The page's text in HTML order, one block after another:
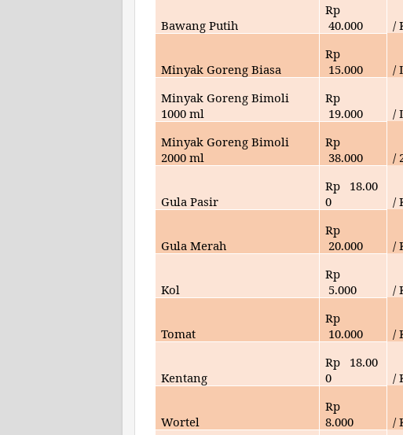
Bawang Putih
Rp
40.000 /
Minyak Goreng Biasa
Rp
15.000
/
Minyak Goreng Bimoli
1000 ml
Rp
19.000
/
Minyak Goreng Bimoli
2000 ml
Rp
38.000 /
Gula Pasir
Rp
18.00
0
/
Gula Merah
Rp
20.000 /
Kol
Rp
5.000 /
Tomat
Rp
10.000 /
Kentang
Rp 18.00
0
/
Wortel
Rp
8.000 /